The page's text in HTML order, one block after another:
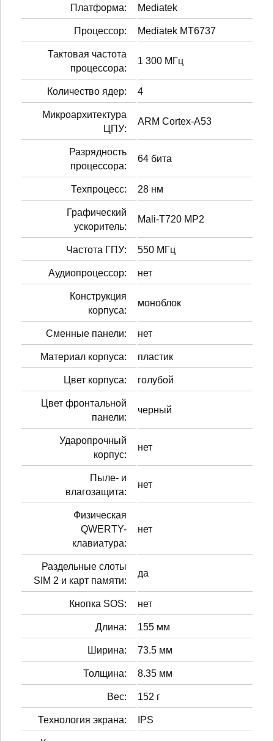
Платформа: Mediatek
Процессор: Mediatek MT6737
Тактовая частота
процессора:
1 300 МГц
Количество ядер: 4
Микроархитектура
ЦПУ:
ARM Cortex-A53
Разрядность
процессора:
64 бита
Техпроцесс: 28 нм
Графический
ускоритель:
Mali-T720 MP2
Частота ГПУ: 550 МГц
Аудиопроцессор: нет
Конструкция
корпуса:
моноблок
Сменные панели: нет
Материал корпуса: пластик
Цвет корпуса: голубой
Цвет фронтальной
панели:
черный
Ударопрочный
корпус:
нет
Пыле- и
влагозащита:
нет
Физическая
QWERTY-
клавиатура:
нет
Раздельные слоты
SIM 2 и карт памяти:
да
Кнопка SOS: нет
Длина: 155 мм
Ширина: 73.5 мм
Толщина: 8.35 мм
Вес: 152 г
Технология экрана: IPS